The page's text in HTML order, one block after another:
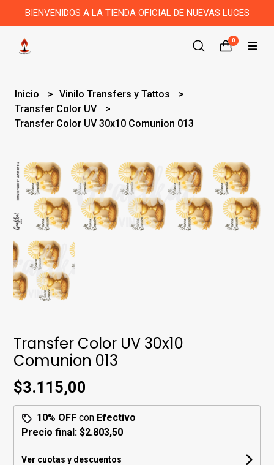
BIENVENIDOS A LA TIENDA OFICIAL DE NUEVAS LUCES
0
Inicio
Vinilo Transfers y Tattos
Transfer Color UV
Transfer Color UV 30x10 Comunion 013
Transfer Color UV 30x10
Comunion 013
$3.115,00
10% OFF con Efectivo
Precio final:$2.803,50
Ver cuotas y descuentos